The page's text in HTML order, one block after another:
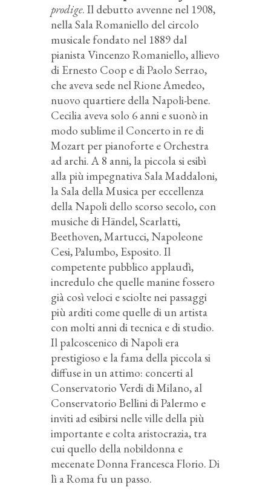
prodige. Il debutto avvenne nel 1908,
nella Sala Romaniello del circolo
musicale fondato nel 1889 dal
pianista Vincenzo Romaniello, allievo
di Ernesto Coop e di Paolo Serrao,
che aveva sede nel Rione Amedeo,
nuovo quartiere della Napoli-bene.
Cecilia aveva solo 6 anni e suonò in
modo sublime il Concerto in re di
Mozart per pianoforte e Orchestra
ad archi. A 8 anni, la piccola si esibì
alla più impegnativa Sala Maddaloni,
la Sala della Musica per eccellenza
della Napoli dello scorso secolo, con
musiche di Händel, Scarlatti,
Beethoven, Martucci, Napoleone
Cesi, Palumbo, Esposito. Il
competente pubblico applaudì,
incredulo che quelle manine fossero
già così veloci e sciolte nei passaggi
più arditi come quelle di un artista
con molti anni di tecnica e di studio.
Il palcoscenico di Napoli era
prestigioso e la fama della piccola si
diffuse in un attimo: concerti al
Conservatorio Verdi di Milano, al
Conservatorio Bellini di Palermo e
inviti ad esibirsi nelle ville della più
importante e colta aristocrazia, tra
cui quello della nobildonna e
mecenate Donna Francesca Florio. Di
lì a Roma fu un passo.